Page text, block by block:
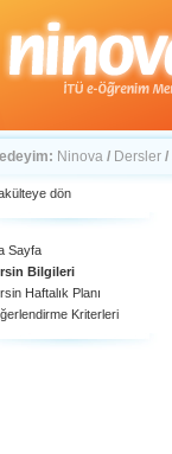
Ninova / Dersler /
dön
Sayfa
Bilgileri
Haftalık Planı
Kriterleri